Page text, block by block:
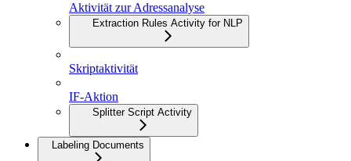
Aktivität zur Adressanalyse
Extraction Rules Activity for NLP
Skriptaktivität
IF-Aktion
Splitter Script Activity
Labeling Documents